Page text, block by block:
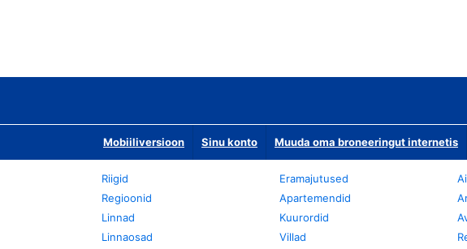
Mobiiliversioon Sinu konto Muuda oma broneeringut internetis
Riigid
Regioonid
Linnad
Linnaosad
Eramajutused
Apartemendid
Kuurordid
Villad